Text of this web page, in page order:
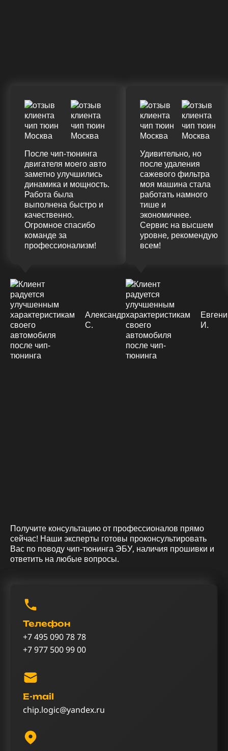
После чип-тюнинга
двигателя моего авто
заметно улучшились
динамика и мощность.
Работа была
выполнена быстро и
качественно.
Огромное спасибо
команде за
профессионализм!
Александр
С.
Удивительно, но
после удаления
сажевого фильтра
моя машина стала
работать намного
тише и
экономичнее.
Сервис на высшем
уровне, рекомендую
всем!
И.
Получите консультацию от профессионалов прямо
сейчас! Наши эксперты готовы проконсультировать
Вас по поводу чип-тюнинга ЭБУ, наличия прошивки и
ответить на любые вопросы.
Телефон
+7 495 090 78 78
+7 977 500 99 00
E-mail
chip.logic@yandex.ru